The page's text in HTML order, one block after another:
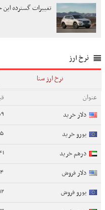
تغییرات گسترده این
نرخ ارز
نرخ ارز سنا
عنوان
دلار خرید
یورو خرید
درهم خرید
دلار فروش
یورو فروش